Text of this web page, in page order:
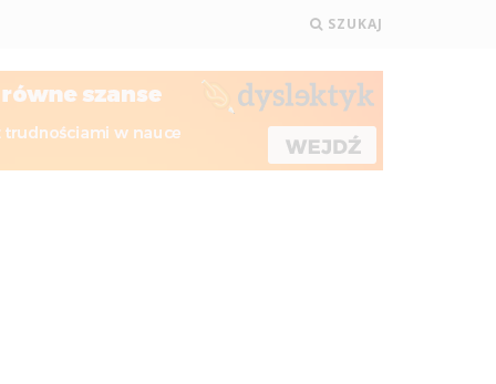
SZUKAJ